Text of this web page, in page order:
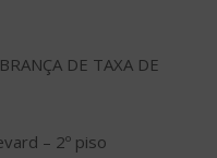
DE TAXA DE
– 2º piso